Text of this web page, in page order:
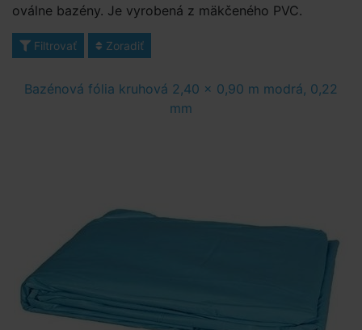
oválne bazény. Je vyrobená z mäkčeného PVC.
Filtrovať Zoradiť
Bazénová fólia kruhová 2,40 x 0,90 m modrá, 0,22
mm